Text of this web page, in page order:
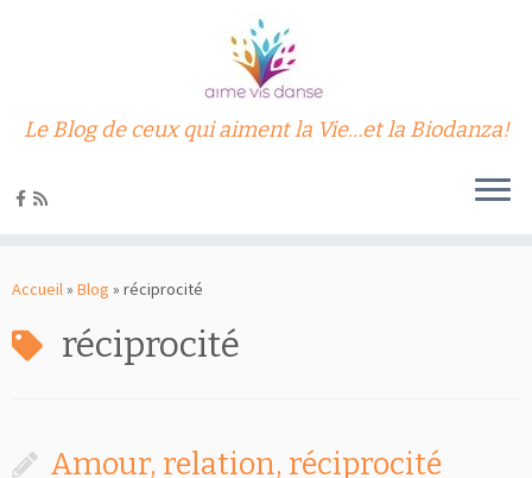
au
Le Blog de ceux qui aiment la Vie…et la Biodanza!
Accueil» Blog » réciprocité
réciprocité
Amour, relation, réciprocité